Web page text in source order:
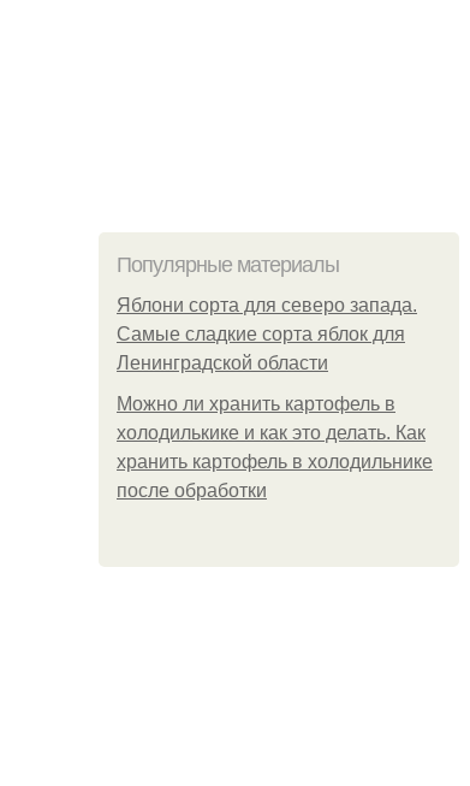
Популярные материалы
Яблони сорта для северо запада.
Самые сладкие сорта яблок для
Ленинградской области
Можно ли хранить картофель в
холодилькике и как это делать. Как
хранить картофель в холодильнике
после обработки